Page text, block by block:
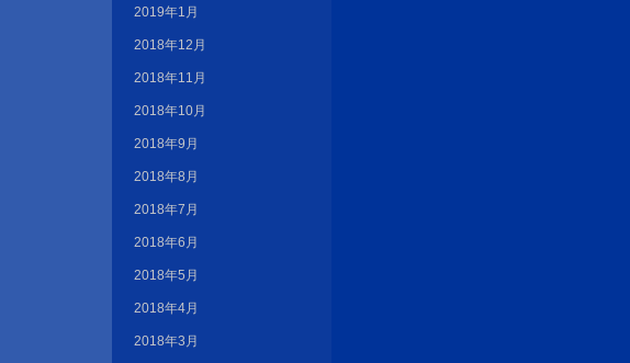
2019年1月
2018年12月
2018年11月
2018年10月
2018年9月
2018年8月
2018年7月
2018年6月
2018年5月
2018年4月
2018年3月